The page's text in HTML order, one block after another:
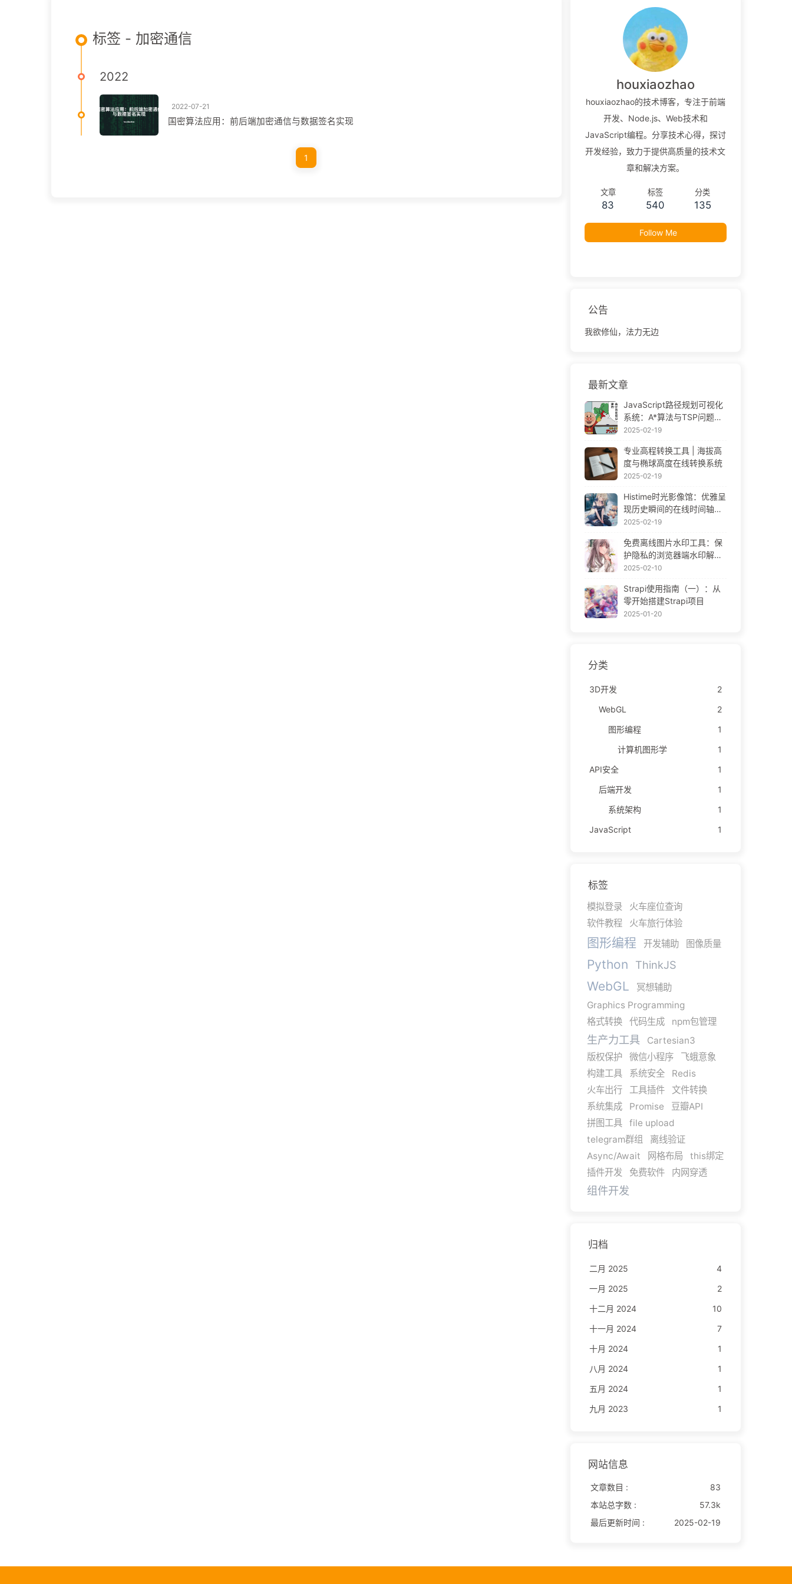
标签 - 加密通信
2022
2022-07-21
国密算法应用：前后端加密通信与数据签名实现
1
houxiaozhao
houxiaozhao的技术博客，专注于前端
开发、Node.js、Web技术和
JavaScript编程。分享技术心得，探讨
开发经验，致力于提供高质量的技术文
章和解决方案。
文章
83
标签
540
分类
135
Follow Me
公告
我欲修仙，法力无边
最新文章
JavaScript路径规划可视化
系统：A*算法与TSP问题解
决方案
2025-02-19
专业高程转换工具 | 海拔高
度与椭球高度在线转换系统
2025-02-19
Histime时光影像馆：优雅呈
现历史瞬间的在线时间轴相
册 | Historical Photo Timeli
2025-02-19
免费离线图片水印工具：保
护隐私的浏览器端水印解决
方案 | Free Offline Image
2025-02-10
Strapi使用指南（一）：从
零开始搭建Strapi项目
2025-01-20
分类
3D开发
2
WebGL
2
图形编程
1
计算机图形学
1
API安全
1
后端开发
1
系统架构
1
JavaScript
1
标签
模拟登录
火车座位查询
软件教程
火车旅行体验
图形编程 开发辅助 图像质量
Python ThinkJS
WebGL
冥想辅助
Graphics Programming
格式转换
代码生成 npm包管理
生产力工具
Cartesian3
版权保护
微信小程序
飞蛾意象
构建工具
系统安全
Redis
火车出行
工具插件
文件转换
系统集成
Promise
豆瓣API
拼图工具
file upload
telegram群组
离线验证
Async/Await
网格布局
this绑定
插件开发
免费软件 内网穿透
组件开发
归档
二月 2025
4
一月 2025
2
十二月 2024
10
十一月 2024
7
十月 2024
1
八月 2024
1
五月 2024
1
九月 2023
1
网站信息
文章数目 :
83
本站总字数 :
57.3k
最后更新时间 :
2025-02-19